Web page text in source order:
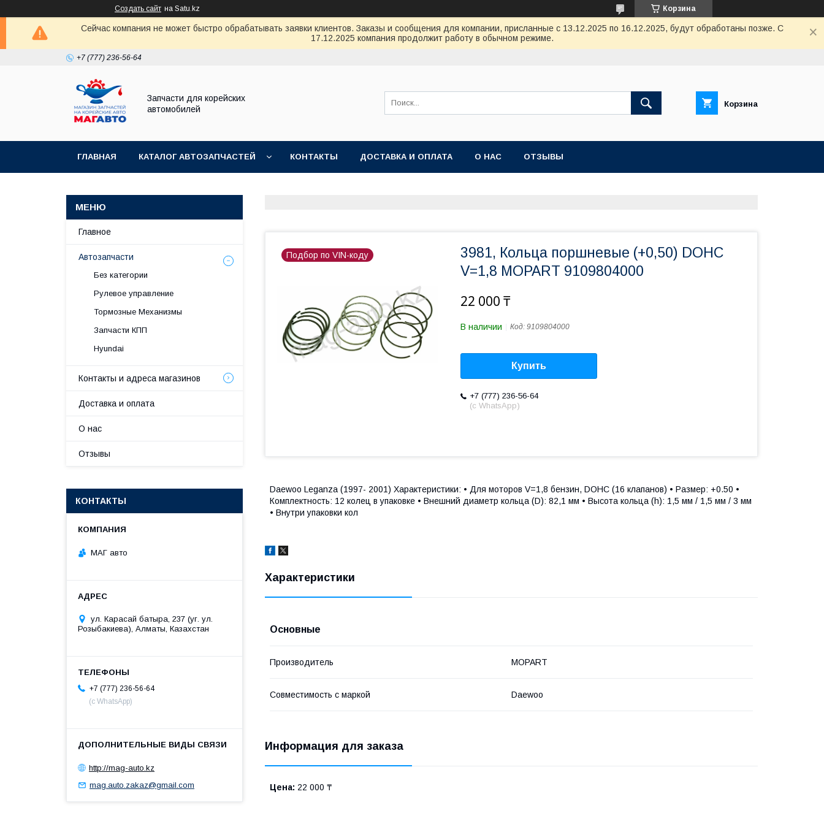
Создать сайт на Satu.kz Корзина
Сейчас компания не может быстро обрабатывать заявки клиентов. Заказы и сообщения для компании, присланные с 13.12.2025 по 16.12.2025, будут обработаны позже. С
17.12.2025 компания продолжит работу в обычном режиме.
+7 (777) 236-56-64
Запчасти для корейских
автомобилей
Корзина
ГЛАВНАЯ КАТАЛОГ АВТОЗАПЧАСТЕЙ КОНТАКТЫ ДОСТАВКА И ОПЛАТА О НАС ОТЗЫВЫ
Подбор по VIN-коду
3981, Кольца поршневые (+0,50) DOHC
V=1,8 MOPART 9109804000
22 000 ₸
В наличии Код: 9109804000
Купить
+7 (777) 236-56-64
(с WhatsApp)
Daewoo Leganza (1997- 2001) Характеристики: • Для моторов V=1,8 бензин, DOHC (16 клапанов) • Размер: +0.50 •
Комплектность: 12 колец в упаковке • Внешний диаметр кольца (D): 82,1 мм • Высота кольца (h): 1,5 мм / 1,5 мм / 3 мм
• Внутри упаковки кол
Характеристики
Основные
Производитель MOPART
Совместимость с маркой Daewoo
Информация для заказа
Цена: 22 000 ₸
Главное
Автозапчасти
Без категории
Рулевое управление
Тормозные Механизмы
Запчасти КПП
Hyundai
Контакты и адреса магазинов
Доставка и оплата
О нас
Отзывы
КОНТАКТЫ
МАГ авто
ул. Карасай батыра, 237 (уг. ул.
Розыбакиева), Алматы, Казахстан
+7 (777) 236-56-64
(с WhatsApp)
http://mag-auto.kz
mag.auto.zakaz@gmail.com